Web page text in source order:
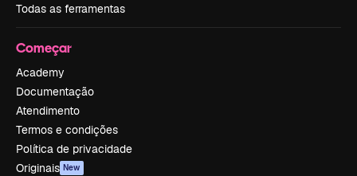
Todas as ferramentas
Começar
Academy
Documentação
Atendimento
Termos e condições
Política de privacidade
Originais New